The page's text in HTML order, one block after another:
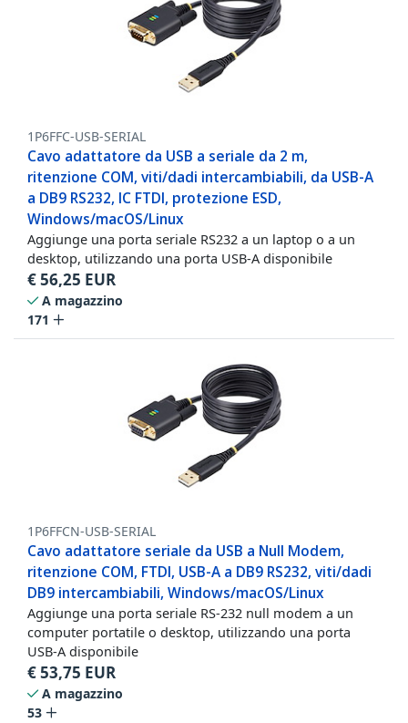
1P6FFC-USB-SERIAL
Cavo adattatore da USB a seriale da 2 m,
ritenzione COM, viti/dadi intercambiabili, da USB-A
a DB9 RS232, IC FTDI, protezione ESD,
Windows/macOS/Linux
Aggiunge una porta seriale RS232 a un laptop o a un
desktop, utilizzando una porta USB-A disponibile
€56,25 EUR
A magazzino
171
1P6FFCN-USB-SERIAL
Cavo adattatore seriale da USB a Null Modem,
ritenzione COM, FTDI, USB-A a DB9 RS232, viti/dadi
DB9 intercambiabili, Windows/macOS/Linux
Aggiunge una porta seriale RS-232 null modem a un
computer portatile o desktop, utilizzando una porta
USB-A disponibile
€53,75 EUR
A magazzino
53